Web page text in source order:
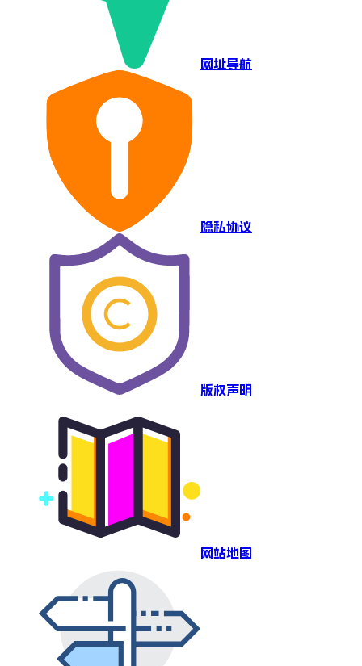
网址导航
隐私协议
版权声明
网站地图